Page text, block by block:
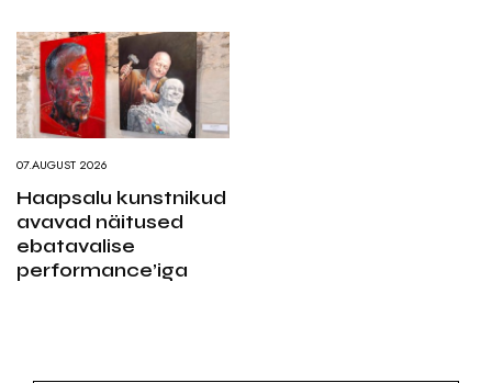
07.AUGUST 2026
Haapsalu kunstnikud
avavad näitused
ebatavalise
performance’iga